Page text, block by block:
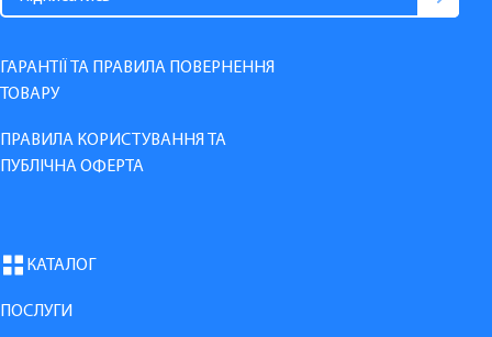
ГАРАНТІЇ ТА ПРАВИЛА ПОВЕРНЕННЯ
ТОВАРУ
ПРАВИЛА КОРИСТУВАННЯ ТА
ПУБЛІЧНА ОФЕРТА
КАТАЛОГ
ПОСЛУГИ